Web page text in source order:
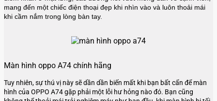
mang đến một chiếc điện thoại đẹp khi nhìn vào và luôn thoải mái
khi cầm nắm trong lòng bàn tay.
Màn hình oppo A74 chính hãng
Tuy nhiên, sự thú vị này sẽ dần dần biến mất khi bạn bất cẩn để màn
hình của OPPO A74 gặp phải một lỗi hư hỏng nào đó. Bạn cũng